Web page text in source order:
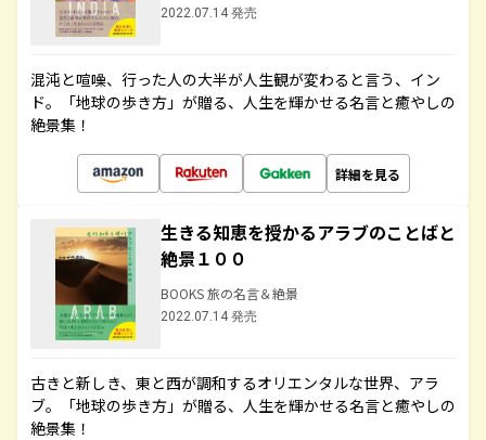
2022.07.14 発売
混沌と喧噪、行った人の大半が人生観が変わると言う、イン
ド。「地球の歩き方」が贈る、人生を輝かせる名言と癒やしの
絶景集！
詳細を見る
生きる知恵を授かるアラブのことばと
絶景１００
BOOKS 旅の名言＆絶景
2022.07.14 発売
古きと新しき、東と西が調和するオリエンタルな世界、アラ
ブ。「地球の歩き方」が贈る、人生を輝かせる名言と癒やしの
絶景集！